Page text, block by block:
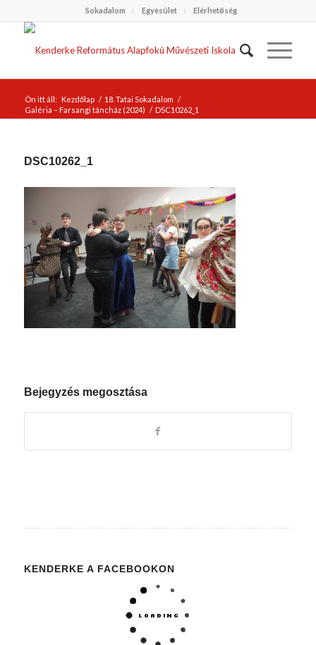
Sokadalom Egyesület Elérhetőség
Ön itt áll: Kezdőlap / 18. Tatai Sokadalom /
Galéria – Farsangi táncház (2024) / DSC10262_1
DSC10262_1
Bejegyzés megosztása
KENDERKE A FACEBOOKON